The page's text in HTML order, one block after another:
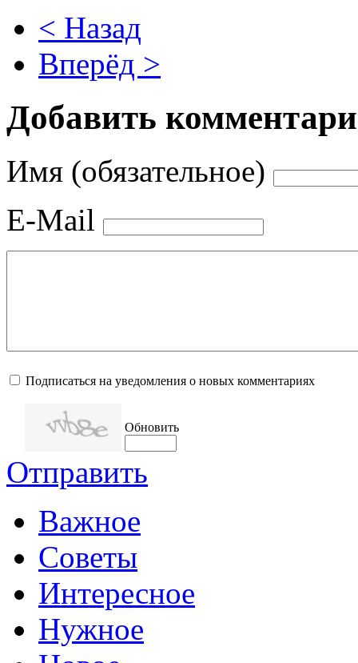
< Назад
Вперёд >
Добавить
Имя (обязательное)
E-Mail
Подписаться на уведомления о новых комментариях
Обновить
Отправить
Важное
Советы
Интересное
Нужное